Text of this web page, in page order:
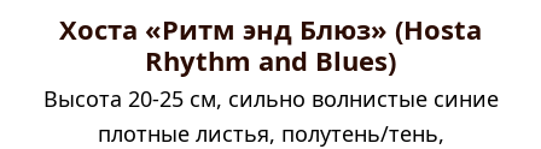
Хоста «Ритм энд Блюз» (Hosta
Rhythm and Blues)
Высота 20-25 см, сильно волнистые синие
плотные листья, полутень/тень,